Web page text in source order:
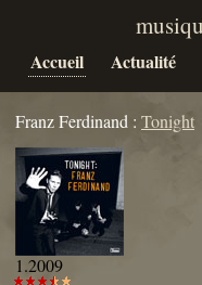
Accueil Actualité
Franz Ferdinand : Tonight
1.2009